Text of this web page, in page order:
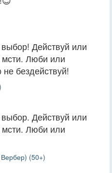
Действуй или
Люби или
бездействуй!
Действуй или
Люби или
(50+)